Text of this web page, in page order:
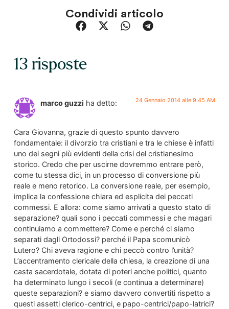
Condividi articolo
13 risposte
marco guzzi ha detto: 24 Gennaio 2014 alle 9:45 AM
Cara Giovanna, grazie di questo spunto davvero
fondamentale: il divorzio tra cristiani e tra le chiese è infatti
uno dei segni più evidenti della crisi del cristianesimo
storico. Credo che per uscirne dovremmo entrare però,
come tu stessa dici, in un processo di conversione più
reale e meno retorico. La conversione reale, per esempio,
implica la confessione chiara ed esplicita dei peccati
commessi. E allora: come siamo arrivati a questo stato di
separazione? quali sono i peccati commessi e che magari
continuiamo a commettere? Come e perché ci siamo
separati dagli Ortodossi? perché il Papa scomunicò
Lutero? Chi aveva ragione e chi peccò contro l’unità?
L’accentramento clericale della chiesa, la creazione di una
casta sacerdotale, dotata di poteri anche politici, quanto
ha determinato lungo i secoli (e continua a determinare)
queste separazioni? e siamo davvero convertiti rispetto a
questi assetti clerico-centrici, e papo-centrici/papo-latrici?